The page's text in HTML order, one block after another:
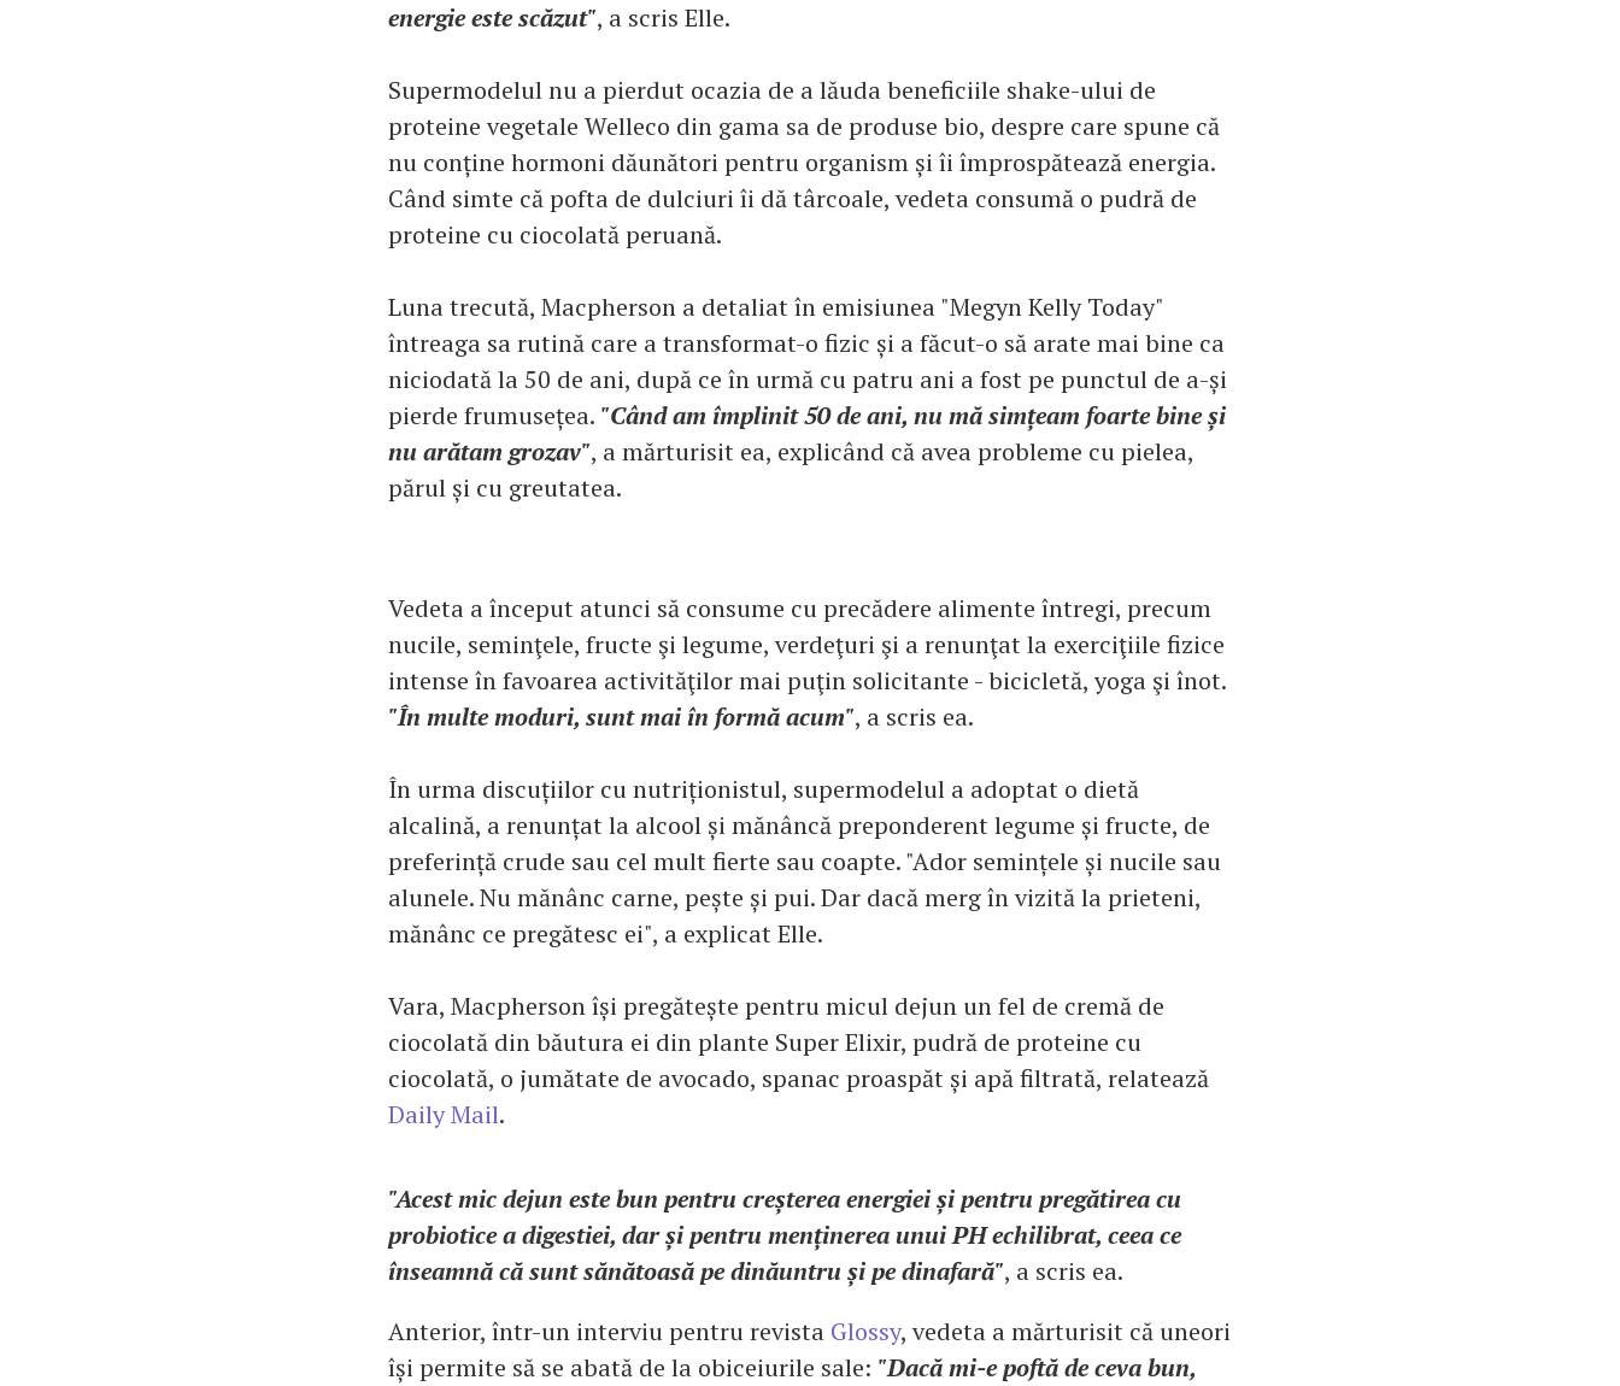
energie este scăzut", a scris Elle.
Supermodelul nu a pierdut ocazia de a lăuda beneficiile shake-ului de
proteine vegetale Welleco din gama sa de produse bio, despre care spune că
nu conține hormoni dăunători pentru organism și îi împrospătează energia.
Când simte că pofta de dulciuri îi dă târcoale, vedeta consumă o pudră de
proteine cu ciocolată peruană.
Luna trecută, Macpherson a detaliat în emisiunea "Megyn Kelly Today"
întreaga sa rutină care a transformat-o fizic și a făcut-o să arate mai bine ca
niciodată la 50 de ani, după ce în urmă cu patru ani a fost pe punctul de a-și
pierde frumusețea. "Când am împlinit 50 de ani, nu mă simțeam foarte bine și
nu arătam grozav", a mărturisit ea, explicând că avea probleme cu pielea,
părul și cu greutatea.
Vedeta a început atunci să consume cu precădere alimente întregi, precum
nucile, seminţele, fructe şi legume, verdeţuri şi a renunţat la exerciţiile fizice
intense în favoarea activităţilor mai puţin solicitante - bicicletă, yoga şi înot.
"În multe moduri, sunt mai în formă acum", a scris ea.
În urma discuțiilor cu nutriționistul, supermodelul a adoptat o dietă
alcalină, a renunțat la alcool și mănâncă preponderent legume și fructe, de
preferință crude sau cel mult fierte sau coapte. "Ador semințele și nucile sau
alunele. Nu mănânc carne, pește și pui. Dar dacă merg în vizită la prieteni,
mănânc ce pregătesc ei", a explicat Elle.
Vara, Macpherson își pregătește pentru micul dejun un fel de cremă de
ciocolată din băutura ei din plante Super Elixir, pudră de proteine cu
ciocolată, o jumătate de avocado, spanac proaspăt și apă filtrată, relatează
Daily Mail.
"Acest mic dejun este bun pentru creșterea energiei și pentru pregătirea cu
probiotice a digestiei, dar și pentru menținerea unui PH echilibrat, ceea ce
înseamnă că sunt sănătoasă pe dinăuntru și pe dinafară", a scris ea.
Anterior, într-un interviu pentru revista Glossy, vedeta a mărturisit că uneori
își permite să se abată de la obiceiurile sale: "Dacă mi-e poftă de ceva bun,